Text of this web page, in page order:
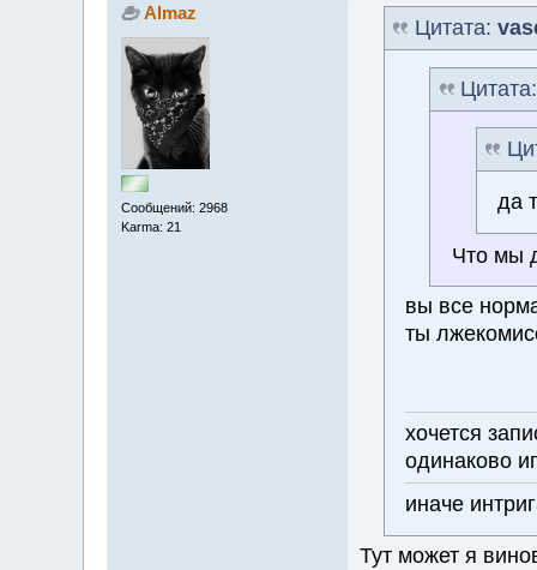
Almaz
Сообщений: 2968
Karma: 21
Цитата:
да
Что мы
вы все
ты
хочется
одинаково
иначе
Тут может я